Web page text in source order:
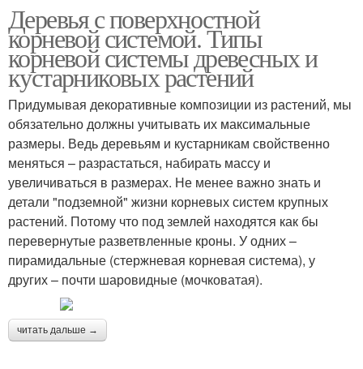
Деревья с поверхностной
корневой системой. Типы
корневой системы древесных и
кустарниковых растений
Придумывая декоративные композиции из растений, мы
обязательно должны учитывать их максимальные
размеры. Ведь деревьям и кустарникам свойственно
меняться – разрастаться, набирать массу и
увеличиваться в размерах. Не менее важно знать и
детали "подземной" жизни корневых систем крупных
растений. Потому что под землей находятся как бы
перевернутые разветвленные кроны. У одних –
пирамидальные (стержневая корневая система), у
других – почти шаровидные (мочковатая).
читать дальше →